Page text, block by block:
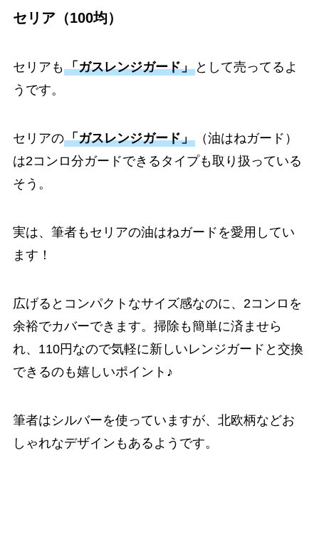
セリア（100均）
セリアも「ガスレンジガード」として売ってるよ
うです。
セリアの「ガスレンジガード」（油はねガード）
は2コンロ分ガードできるタイプも取り扱っている
そう。
実は、筆者もセリアの油はねガードを愛用してい
ます！
広げるとコンパクトなサイズ感なのに、2コンロを
余裕でカバーできます。掃除も簡単に済ませら
れ、110円なので気軽に新しいレンジガードと交換
できるのも嬉しいポイント♪
筆者はシルバーを使っていますが、北欧柄などお
しゃれなデザインもあるようです。